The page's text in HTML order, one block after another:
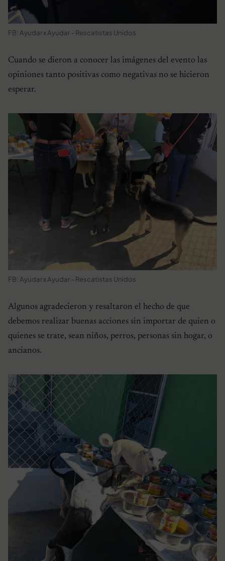
FB: Ayudar x Ayudar – Rescatistas Unidos
Cuando se dieron a conocer las imágenes del evento las
opiniones tanto positivas como negativas no se hicieron
esperar.
FB: Ayudar x Ayudar – Rescatistas Unidos
Algunos agradecieron y resaltaron el hecho de que
debemos realizar buenas acciones sin importar de quien o
quienes se trate, sean niños, perros, personas sin hogar, o
ancianos.